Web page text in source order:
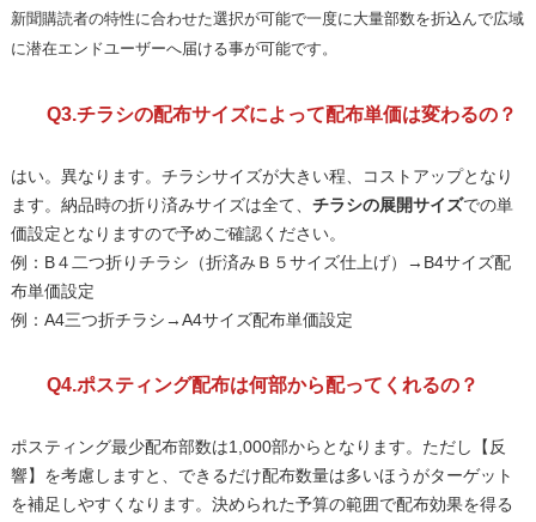
新聞購読者の特性に合わせた選択が可能で一度に大量部数を折込んで広域
に潜在エンドユーザーへ届ける事が可能です。
Q3.チラシの配布サイズによって配布単価は変わるの？
はい。異なります。チラシサイズが大きい程、コストアップとなり
ます。納品時の折り済みサイズは全て、 チラシの展開サイズでの単
価設定となりますので予めご確認ください。
例：B４二つ折りチラシ（折済みＢ５サイズ仕上げ）→B4サイズ配
布単価設定
例：A4三つ折チラシ→A4サイズ配布単価設定
Q4.ポスティング配布は何部から配ってくれるの？
ポスティング最少配布部数は1,000部からとなります。ただし【反
響】を考慮しますと、できるだけ配布数量は多いほうがターゲット
を補足しやすくなります。決められた予算の範囲で配布効果を得る